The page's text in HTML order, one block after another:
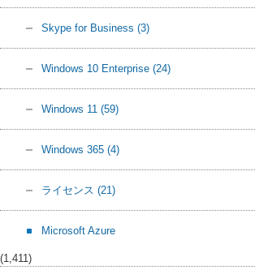
Skype for Business (3)
Windows 10 Enterprise (24)
Windows 11 (59)
Windows 365 (4)
ライセンス (21)
Microsoft Azure
(1,411)